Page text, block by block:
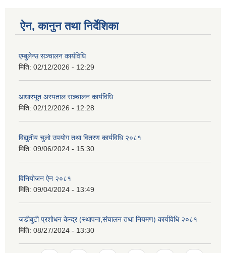
ऐन, कानुन तथा निर्देशिका
एम्बुलेन्स सञ्चालन कार्यविधि
मिति: 02/12/2026 - 12:29
आधारभूत अस्पताल सञ्चालन कार्यविधि
मिति: 02/12/2026 - 12:28
विद्युतीय चुलो उपयोग तथा वितरण कार्यविधि २०८१
मिति: 09/06/2024 - 15:30
विनियोजन ऐन २०८१
मिति: 09/04/2024 - 13:49
जडीबुटी प्रशोधन केन्द्र (स्थापना,संचालन तथा नियमण) कार्यविधि २०८१
मिति: 08/27/2024 - 13:30